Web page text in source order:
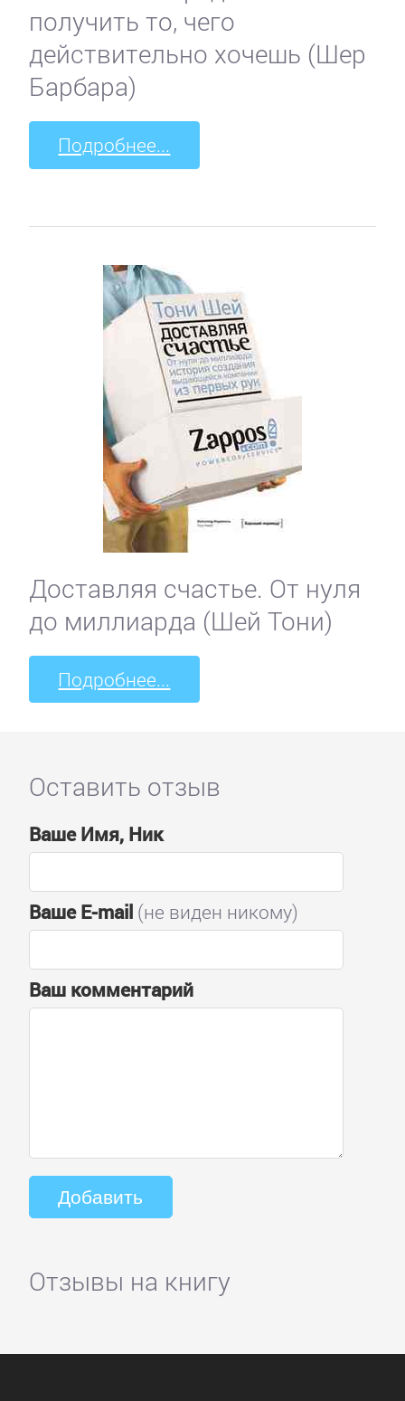
получить то, чего
действительно хочешь (Шер
Барбара)
Подробнее...
Доставляя счастье. От нуля
до миллиарда (Шей Тони)
Подробнее...
Оставить отзыв
Ваше Имя, Ник
Ваше E-mail(не виден никому)
Ваш комментарий
Отзывы на книгу